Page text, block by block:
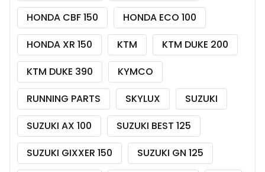
HONDA CBF 150
HONDA ECO 100
HONDA XR 150
KTM
KTM DUKE 200
KTM DUKE 390
KYMCO
RUNNING PARTS
SKYLUX
SUZUKI
SUZUKI AX 100
SUZUKI BEST 125
SUZUKI GIXXER 150
SUZUKI GN 125